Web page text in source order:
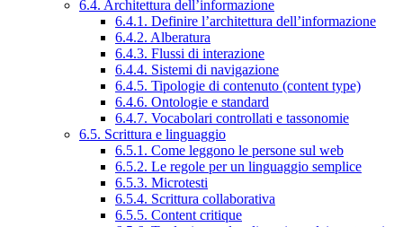
6.4. Architettura dell’informazione
6.4.1. Definire l’architettura dell’informazione
6.4.2. Alberatura
6.4.3. Flussi di interazione
6.4.4. Sistemi di navigazione
6.4.5. Tipologie di contenuto (content type)
6.4.6. Ontologie e standard
6.4.7. Vocabolari controllati e tassonomie
6.5. Scrittura e linguaggio
6.5.1. Come leggono le persone sul web
6.5.2. Le regole per un linguaggio semplice
6.5.3. Microtesti
6.5.4. Scrittura collaborativa
6.5.5. Content critique